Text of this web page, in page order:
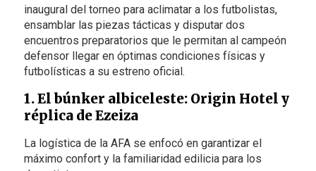
inaugural del torneo para aclimatar a los futbolistas,
ensamblar las piezas tácticas y disputar dos
encuentros preparatorios que le permitan al campeón
defensor llegar en óptimas condiciones físicas y
futbolísticas a su estreno oficial.
1. El búnker albiceleste: Origin Hotel y
réplica de Ezeiza
La logística de la AFA se enfocó en garantizar el
máximo confort y la familiaridad edilicia para los